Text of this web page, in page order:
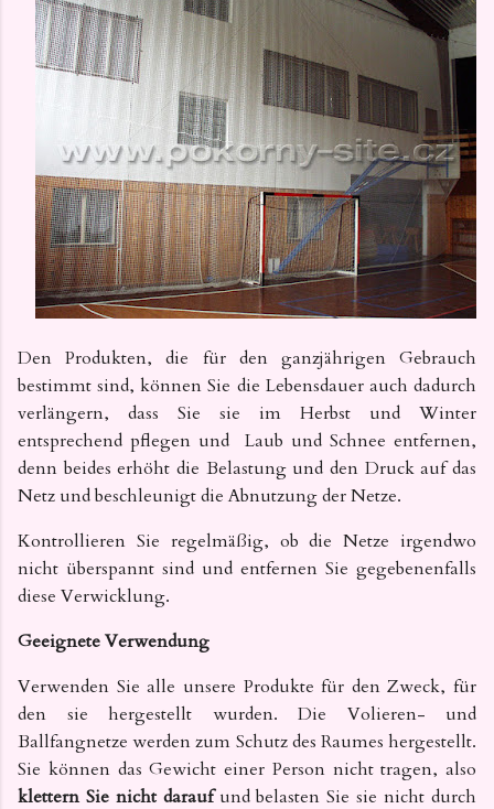
Den Produkten, die für den ganzjährigen Gebrauch
bestimmt sind, können Sie die Lebensdauer auch dadurch
verlängern, dass Sie sie im Herbst und Winter
entsprechend pflegen und
Laub und Schnee entfernen,
denn beides erhöht die Belastung und den Druck auf das
Netz und beschleunigt die Abnutzung der Netze.
Kontrollieren Sie regelmäßig, ob die Netze irgendwo
nicht überspannt sind und entfernen Sie gegebenenfalls
diese Verwicklung.
Geeignete Verwendung
Verwenden Sie alle unsere Produkte für den Zweck, für
den sie hergestellt wurden. Die Volieren- und
Ballfangnetze werden zum Schutz des Raumes hergestellt.
Sie können das Gewicht einer Person nicht tragen, also
klettern Sie nicht daraufund belasten Sie sie nicht durch